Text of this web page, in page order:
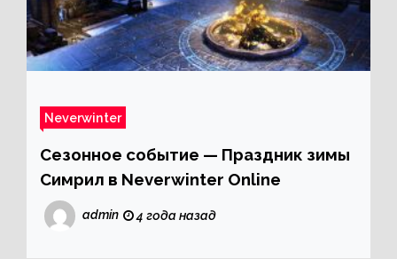
Neverwinter
Сезонное событие — Праздник зимы
Симрил в Neverwinter Online
admin 4 года назад